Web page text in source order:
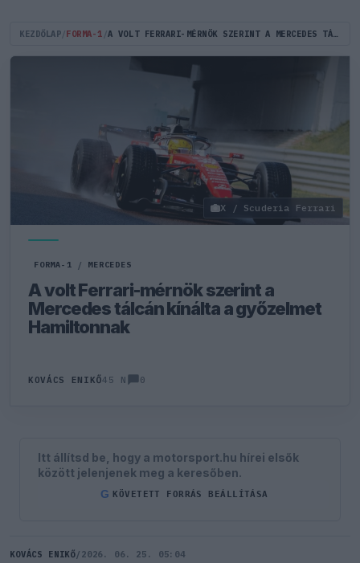
KEZDŐLAP FORMA-1 A VOLT FERRARI-MÉRNÖK SZERINT A MERCEDES TÁLCÁN KÍNÁLTA A GYŐZELMET HAMILTONNAK
X / Scuderia Ferrari
FORMA-1 / MERCEDES
A volt Ferrari-mérnök szerint a
Mercedes tálcán kínálta a győzelmet
Hamiltonnak
KOVÁCS ENIKŐ45 N 0
Itt állítsd be, hogy a motorsport.hu hírei elsők
között jelenjenek meg a keresőben.
G KÖVETETT FORRÁS BEÁLLÍTÁSA
KOVÁCS ENIKŐ/ 2026. 06. 25. 05:04